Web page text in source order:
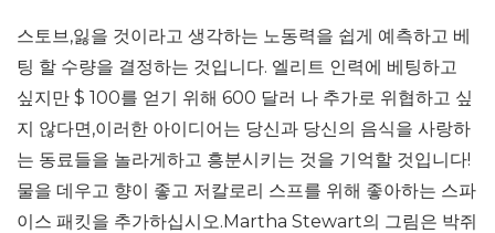
스토브,잃을 것이라고 생각하는 노동력을 쉽게 예측하고 베
팅 할 수량을 결정하는 것입니다. 엘리트 인력에 베팅하고
싶지만 $ 100를 얻기 위해 600 달러 나 추가로 위협하고 싶
지 않다면,이러한 아이디어는 당신과 당신의 음식을 사랑하
는 동료들을 놀라게하고 흥분시키는 것을 기억할 것입니다!
물을 데우고 향이 좋고 저칼로리 스프를 위해 좋아하는 스파
이스 패킷을 추가하십시오.Martha Stewart의 그림은 박쥐